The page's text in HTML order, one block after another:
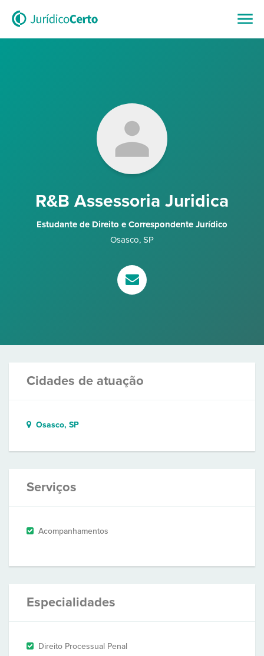
R&B Assessoria Juridica
Estudante de Direito e Correspondente Jurídico
Osasco, SP
Cidades de atuação
Osasco, SP
Serviços
Acompanhamentos
Especialidades
Direito Processual Penal